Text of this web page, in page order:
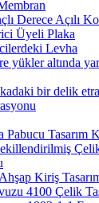
Derece Açılı
Üyeli Plaka
Levha
yükler altında
bir delik
Pabucu Tasarım
Çelik
Kiriş
4100 Çelik